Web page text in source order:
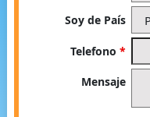
Soy de País
Telefono*
Mensaje